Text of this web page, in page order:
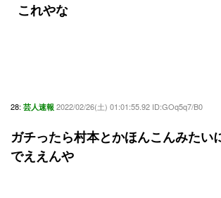
これやな
28: 芸人速報 2022/02/26(土) 01:01:55.92 ID:GOq5q7/B0
ガチったら村本とかほんこんみたい
でええんや